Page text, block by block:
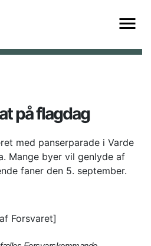
på flagdag
med panserparade i Varde
Mange byer vil genlyde af
faner den 5. september.
Forsvaret]